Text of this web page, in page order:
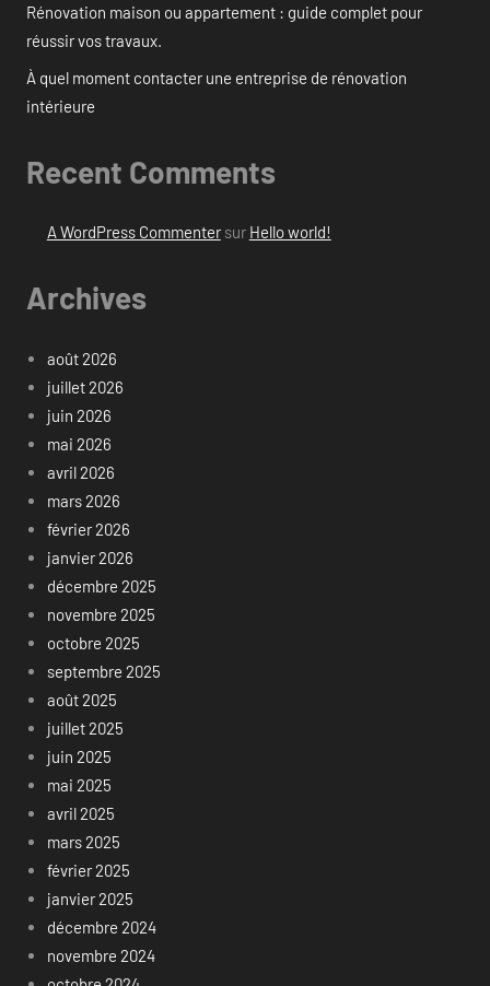
Rénovation maison ou appartement : guide complet pour
réussir vos travaux.
À quel moment contacter une entreprise de rénovation
intérieure
Recent Comments
A WordPress Commentersur Hello world!
Archives
août 2026
juillet 2026
juin 2026
mai 2026
avril 2026
mars 2026
février 2026
janvier 2026
décembre 2025
novembre 2025
octobre 2025
septembre 2025
août 2025
juillet 2025
juin 2025
mai 2025
avril 2025
mars 2025
février 2025
janvier 2025
décembre 2024
novembre 2024